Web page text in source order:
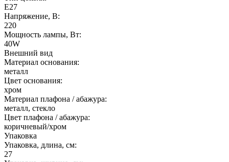
E27
Напряжение, В:
220
Мощность лампы, Вт:
40W
Внешний вид
Материал основания:
металл
Цвет основания:
хром
Материал плафона / абажура:
металл, стекло
Цвет плафона / абажура:
коричневый/хром
Упаковка
Упаковка, длина, см:
27